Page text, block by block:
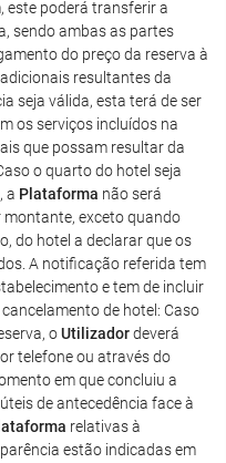
este poderá transferir a
sendo ambas as partes
do preço da reserva à
resultantes da
seja válida, esta terá de ser
os serviços incluídos na
que possam resultar da
o quarto do hotel seja
a Plataforma não será
exceto quando
do hotel a declarar que os
A notificação referida tem
e tem de incluir
de hotel: Caso
oUtilizadordeverá
telefone ou através do
em que concluiu a
de antecedência face à
relativas à
estão indicadas em